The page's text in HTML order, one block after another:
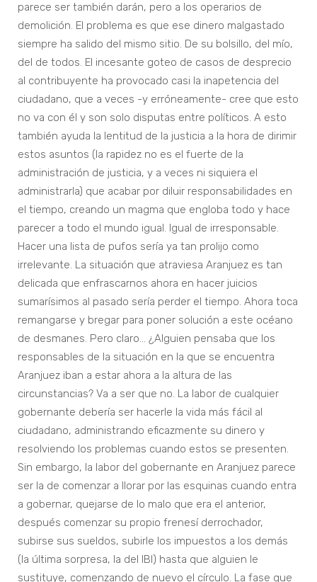
parece ser también darán, pero a los operarios de
demolición. El problema es que ese dinero malgastado
siempre ha salido del mismo sitio. De su bolsillo, del mío,
del de todos. El incesante goteo de casos de desprecio
al contribuyente ha provocado casi la inapetencia del
ciudadano, que a veces -y erróneamente- cree que esto
no va con él y son solo disputas entre políticos. A esto
también ayuda la lentitud de la justicia a la hora de dirimir
estos asuntos (la rapidez no es el fuerte de la
administración de justicia, y a veces ni siquiera el
administrarla) que acabar por diluir responsabilidades en
el tiempo, creando un magma que engloba todo y hace
parecer a todo el mundo igual. Igual de irresponsable.
Hacer una lista de pufos sería ya tan prolijo como
irrelevante. La situación que atraviesa Aranjuez es tan
delicada que enfrascarnos ahora en hacer juicios
sumarísimos al pasado sería perder el tiempo. Ahora toca
remangarse y bregar para poner solución a este océano
de desmanes. Pero claro… ¿Alguien pensaba que los
responsables de la situación en la que se encuentra
Aranjuez iban a estar ahora a la altura de las
circunstancias? Va a ser que no. La labor de cualquier
gobernante debería ser hacerle la vida más fácil al
ciudadano, administrando eficazmente su dinero y
resolviendo los problemas cuando estos se presenten.
Sin embargo, la labor del gobernante en Aranjuez parece
ser la de comenzar a llorar por las esquinas cuando entra
a gobernar, quejarse de lo malo que era el anterior,
después comenzar su propio frenesí derrochador,
subirse sus sueldos, subirle los impuestos a los demás
(la última sorpresa, la del IBI) hasta que alguien le
sustituye, comenzando de nuevo el círculo. La fase que